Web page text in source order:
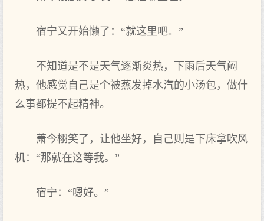
宿宁又开始懒了：“就这里吧。”
不知道是不是天‌气逐渐炎热，下雨后天‌气闷
热，他感觉自己是个被蒸发掉水汽的小汤包，做什
么事都提不起精神。
萧今栩笑‌了，让他坐好，自己则是下床拿吹风
机：“那就在这等我。”
宿宁：“嗯好。”